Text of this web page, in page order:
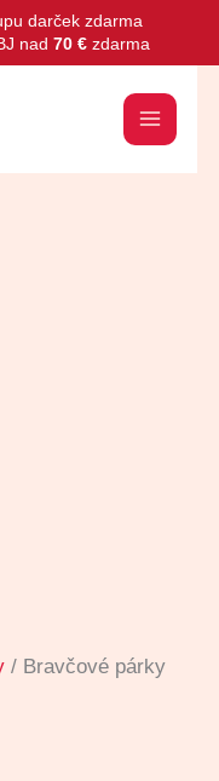
darček zdarma
nad 70 € zdarma
/ Bravčové párky